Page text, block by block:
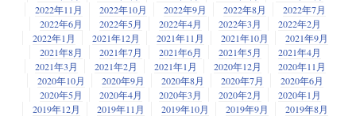
2022年11月
2022年10月 2022年9月 2022年8月
2022年7月
2022年6月
2022年5月 2022年4月 2022年3月
2022年2月
2022年1月
2021年12月 2021年11月 2021年10月
2021年9月
2021年8月
2021年7月 2021年6月 2021年5月
2021年4月
2021年3月
2021年2月 2021年1月 2020年12月
2020年11月
2020年10月
2020年9月 2020年8月 2020年7月
2020年6月
2020年5月
2020年4月 2020年3月 2020年2月
2020年1月
2019年12月
2019年11月 2019年10月 2019年9月
2019年8月